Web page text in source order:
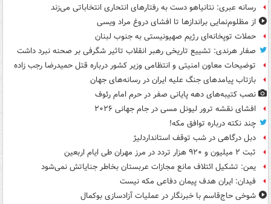
رسانه عبری: نتانیاهو دست به رفتارهای انتحاری انتخاباتی می‌زند
از مظلوم‌نمایی براندازها تا افشای دروغ مراد ویسی
حملات توپخانه‌ای رژیم صهیونیستی به جنوب لبنان
صفار هرندی: تشییع تاریخی رهبر انقلاب تاثیر شگرفی بر صحنه نبرد داشت
توضیحات معاون امنیتی و انتظامی وزیر کشور درباره قتل حمیدرضا رجب زاده
بازتاب پیامدهای جنگ علیه ایران در رسانه‌های جهان
نصب کتیبه‌های دهه پایانی صفر در حرم امام رئوف
افشای نقشه ترور لیونل مسی در جام جهانی ۲۰۲۶
چند نکته درباره توافق مکه!
دبل درگاهی در شب توقف استانداردلیژ
ثبت ۲ میلیون و ۹۲۰ هزار تردد در مرز مهران طی ایام اربعین
یمن: تشکیل ائتلاف مانع مجازات عربستان بخاطر جنایاتش نمی‌شود
فیدان: ایران هدف پیمان دفاعی مکه نیست
شوخی حاج‌قاسم با خبرنگار در عملیات آزادسازی بوکمال